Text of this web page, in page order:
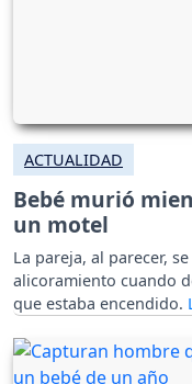
ACTUALIDAD
Bebé murió
un motel
La pareja, al parecer,
alicoramiento cuando
que estaba encendido.